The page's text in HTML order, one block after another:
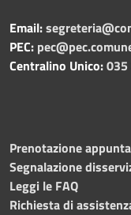
Email:
PEC:
Centralino Unico:
Prenotazione
Segnalazione
Leggi le FAQ
Richiesta di